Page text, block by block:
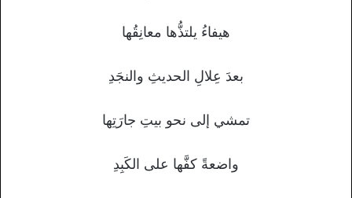
هيفاءُ يلتذُّها معانِقُها
بعدَ عِلالِ الحديثِ والنجَدِ
تمشي إلى نحو بيتِ جارَتِها
واضعةً كفَّها على الكَبِدِ